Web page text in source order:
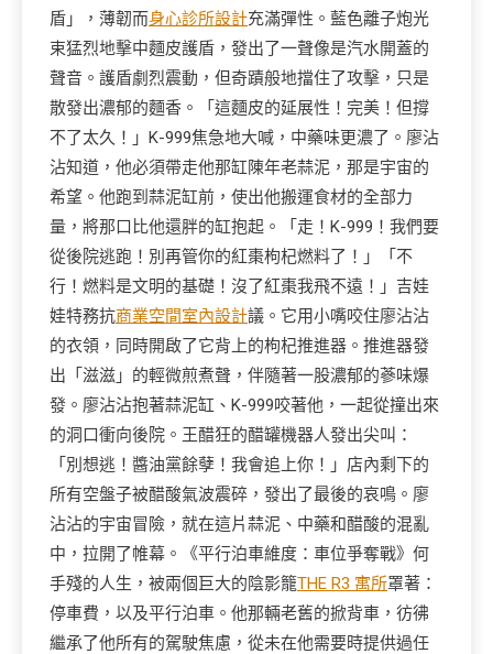
盾」，薄韌而身心診所設計充滿彈性。藍色離子炮光
束猛烈地擊中麵皮護盾，發出了一聲像是汽水開蓋的
聲音。護盾劇烈震動，但奇蹟般地擋住了攻擊，只是
散發出濃郁的麵香。「這麵皮的延展性！完美！但撐
不了太久！」K-999焦急地大喊，中藥味更濃了。廖沾
沾知道，他必須帶走他那缸陳年老蒜泥，那是宇宙的
希望。他跑到蒜泥缸前，使出他搬運食材的全部力
量，將那口比他還胖的缸抱起。「走！K-999！我們要
從後院逃跑！別再管你的紅棗枸杞燃料了！」「不
行！燃料是文明的基礎！沒了紅棗我飛不遠！」吉娃
娃特務抗商業空間室內設計議。它用小嘴咬住廖沾沾
的衣領，同時開啟了它背上的枸杞推進器。推進器發
出「滋滋」的輕微煎煮聲，伴隨著一股濃郁的蔘味爆
發。廖沾沾抱著蒜泥缸、K-999咬著他，一起從撞出來
的洞口衝向後院。王醋狂的醋罐機器人發出尖叫：
「別想逃！醬油黨餘孽！我會追上你！」店內剩下的
所有空盤子被醋酸氣波震碎，發出了最後的哀鳴。廖
沾沾的宇宙冒險，就在這片蒜泥、中藥和醋酸的混亂
中，拉開了帷幕。《平行泊車維度：車位爭奪戰》何
手殘的人生，被兩個巨大的陰影籠THE R3 寓所罩著：
停車費，以及平行泊車。他那輛老舊的掀背車，彷彿
繼承了他所有的駕駛焦慮，從未在他需要時提供過任